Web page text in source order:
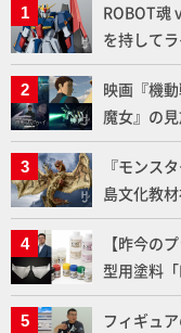
ROBOT魂
を持して
劇中どお
ダム】
映画『機
魔女』の
Prime
『モンス
島文化教
修造氏の
ちた造形
【昨今の
型用塗料
クレオス
フィギュ